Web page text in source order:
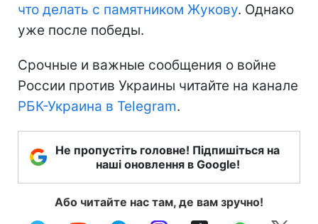
что делать с памятником Жукову. Однако
уже после победы.
Срочные и важные сообщения о войне
России против Украины читайте на канале
РБК-Украина в Telegram.
Не пропустіть головне! Підпишіться на
наші оновлення в Google!
Або читайте нас там, де вам зручно!